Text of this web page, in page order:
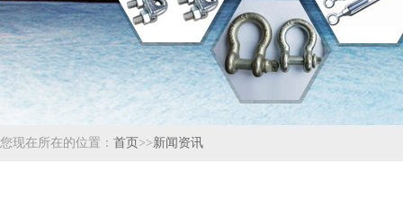
您现在所在的位置： 首页 >>新闻资讯